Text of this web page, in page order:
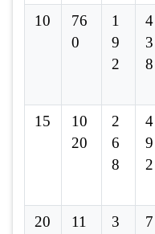
10
76
0
1
9
2
4
3
8
15
10
20
2
6
8
4
9
2
20
11
3
7